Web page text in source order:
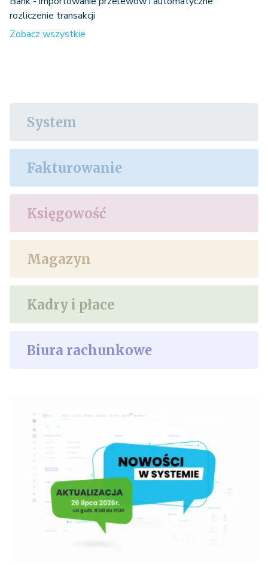
rozliczenie transakcji
Zobacz wszystkie
System
Fakturowanie
Księgowość
Magazyn
Kadry i płace
Biura rachunkowe